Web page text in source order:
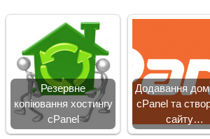
Резервне
копіювання хостингу
cPanel
Додавання
cPanel та
сайту…